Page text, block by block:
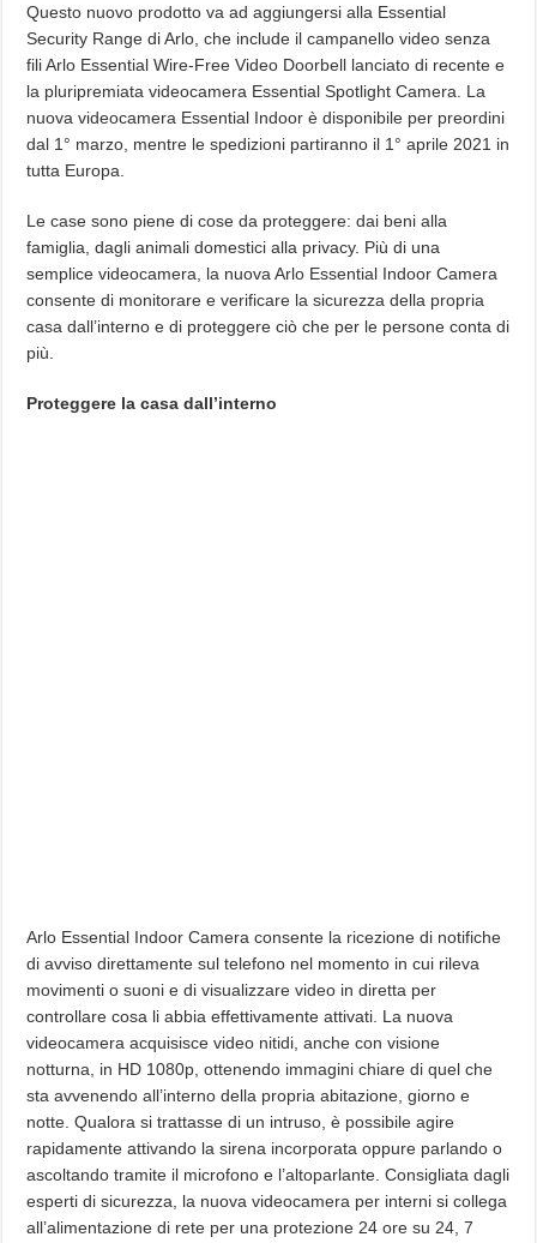
Questo nuovo prodotto va ad aggiungersi alla Essential
Security Range di Arlo, che include il campanello video senza
fili Arlo Essential Wire-Free Video Doorbell lanciato di recente e
la pluripremiata videocamera Essential Spotlight Camera. La
nuova videocamera Essential Indoor è disponibile per preordini
dal 1° marzo, mentre le spedizioni partiranno il 1° aprile 2021 in
tutta Europa.
Le case sono piene di cose da proteggere: dai beni alla
famiglia, dagli animali domestici alla privacy. Più di una
semplice videocamera, la nuova Arlo Essential Indoor Camera
consente di monitorare e verificare la sicurezza della propria
casa dall’interno e di proteggere ciò che per le persone conta di
più.
Proteggere la casa dall’interno
Arlo Essential Indoor Camera consente la ricezione di notifiche
di avviso direttamente sul telefono nel momento in cui rileva
movimenti o suoni e di visualizzare video in diretta per
controllare cosa li abbia effettivamente attivati. La nuova
videocamera acquisisce video nitidi, anche con visione
notturna, in HD 1080p, ottenendo immagini chiare di quel che
sta avvenendo all’interno della propria abitazione, giorno e
notte. Qualora si trattasse di un intruso, è possibile agire
rapidamente attivando la sirena incorporata oppure parlando o
ascoltando tramite il microfono e l’altoparlante. Consigliata dagli
esperti di sicurezza, la nuova videocamera per interni si collega
all’alimentazione di rete per una protezione 24 ore su 24, 7